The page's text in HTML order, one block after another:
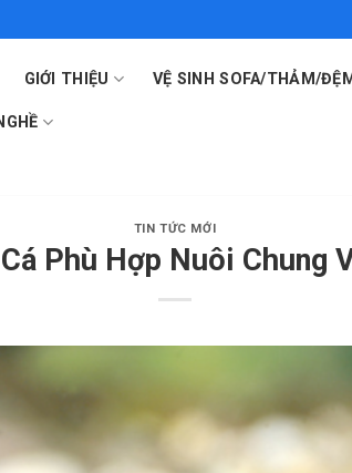
GIỚI THIỆU VỆ SINH SOFA/THẢM/ĐỆM
TIN TỨC MỚI
Phù Hợp Nuôi Chung